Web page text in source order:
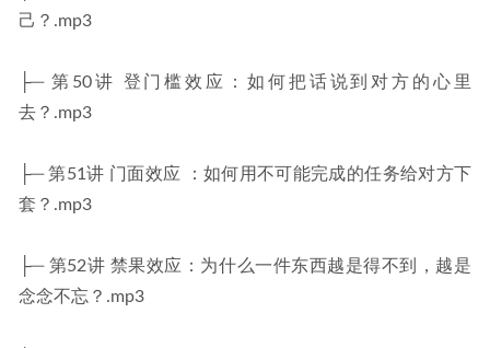
己？.mp3
├─ 第50讲 登门槛效应：如何把话说到对方的心里
去？.mp3
├─ 第51讲 门面效应 ：如何用不可能完成的任务给对方下
套？.mp3
├─ 第52讲 禁果效应：为什么一件东西越是得不到，越是
念念不忘？.mp3